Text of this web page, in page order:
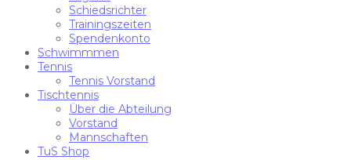
Schiedsrichter
Trainingszeiten
Spendenkonto
Schwimmmen
Tennis
Tennis Vorstand
Tischtennis
Über die Abteilung
Vorstand
Mannschaften
TuS Shop